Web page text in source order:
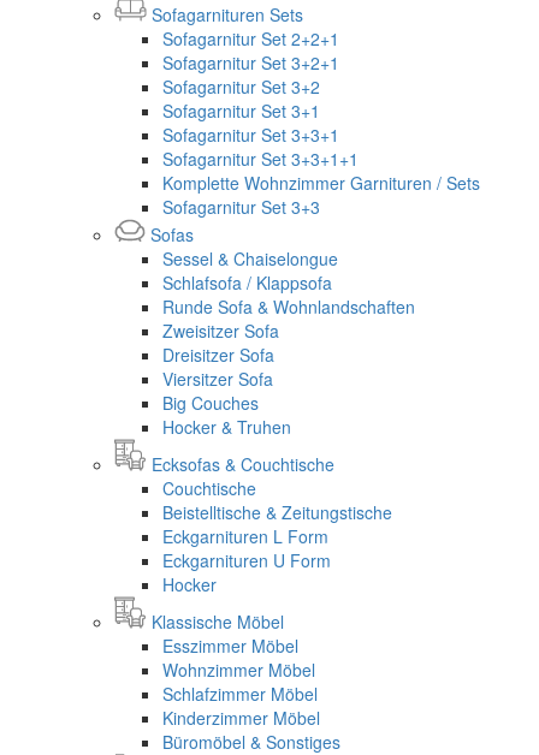
Sofagarnituren Sets
Sofagarnitur Set 2+2+1
Sofagarnitur Set 3+2+1
Sofagarnitur Set 3+2
Sofagarnitur Set 3+1
Sofagarnitur Set 3+3+1
Sofagarnitur Set 3+3+1+1
Komplette Wohnzimmer Garnituren / Sets
Sofagarnitur Set 3+3
Sofas
Sessel & Chaiselongue
Schlafsofa / Klappsofa
Runde Sofa & Wohnlandschaften
Zweisitzer Sofa
Dreisitzer Sofa
Viersitzer Sofa
Big Couches
Hocker & Truhen
Ecksofas & Couchtische
Couchtische
Beistelltische & Zeitungstische
Eckgarnituren L Form
Eckgarnituren U Form
Hocker
Klassische Möbel
Esszimmer Möbel
Wohnzimmer Möbel
Schlafzimmer Möbel
Kinderzimmer Möbel
Büromöbel & Sonstiges